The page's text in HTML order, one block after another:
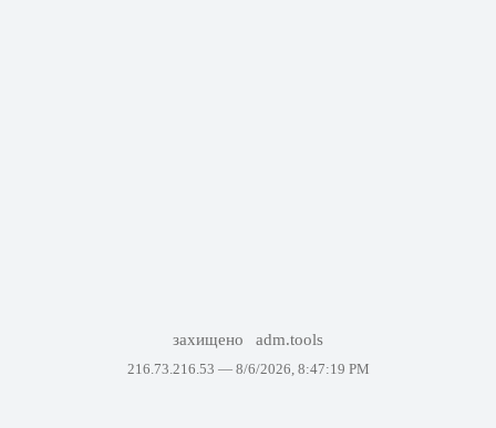
захищено adm.tools
216.73.216.53 — 8/6/2026, 8:47:19 PM